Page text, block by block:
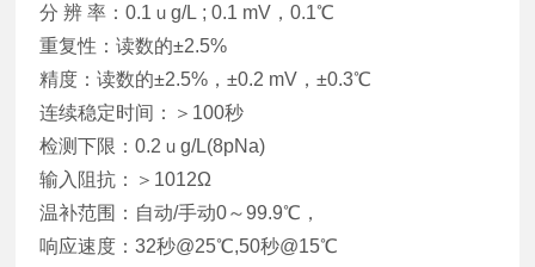
分 辨 率：0.1ｕg/L ; 0.1 mV，0.1℃
重复性：读数的±2.5%
精度：读数的±2.5%，±0.2 mV，±0.3℃
连续稳定时间：＞100秒
检测下限：0.2ｕg/L(8pNa)
输入阻抗：＞1012Ω
温补范围：自动/手动0～99.9℃，
响应速度：32秒@25℃,50秒@15℃